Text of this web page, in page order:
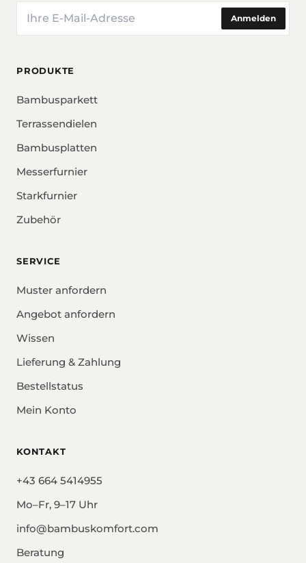
Anmelden
PRODUKTE
Bambusparkett
Terrassendielen
Bambusplatten
Messerfurnier
Starkfurnier
Zubehör
SERVICE
Muster anfordern
Angebot anfordern
Wissen
Lieferung & Zahlung
Bestellstatus
Mein Konto
KONTAKT
+43 664 5414955
Mo–Fr, 9–17 Uhr
info@bambuskomfort.com
Beratung